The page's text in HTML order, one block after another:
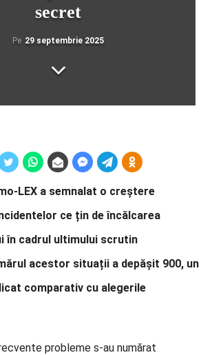
secret
Pe 29 septembrie 2025
LEX a semnalat o creștere
ce țin de încălcarea
în cadrul ultimului scrutin
acestor situații a depășit 900, un
comparativ cu alegerile
probleme s-au numărat